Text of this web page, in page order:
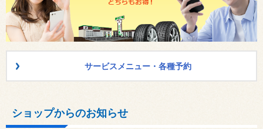
サービスメニュー・各種予約
ショップからのお知らせ